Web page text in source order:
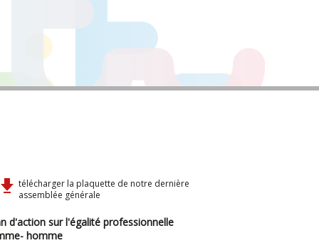
télécharger la plaquette de notre dernière
assemblée générale
d'action sur l'égalité professionnelle
homme